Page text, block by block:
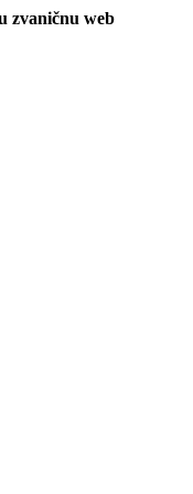
zvaničnu web